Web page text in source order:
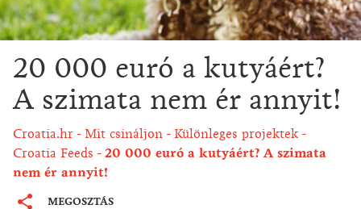
20 000 euró a kutyáért?
A szimata nem ér annyit!
Croatia.hr Mit csináljon
Különleges projektek
Croatia Feeds
20 000 euró a kutyáért? A szimata
nem ér annyit!
MEGOSZTÁS